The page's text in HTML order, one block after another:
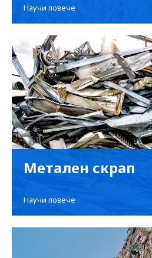
Научи повече
Метален скрап
Научи повече